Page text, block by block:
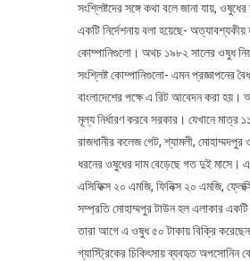
সংশ্লিষ্টদের সঙ্গে কথা বলে জানা যায়,
একটি নির্দেশনায় বলা হয়েছে-
কোম্পানিগুলো। অথচ ১৯৮২ সালের ওষুধ
সংশ্লিষ্ট কোম্পানিগুলো- এমন প্রজ্ঞাপনের
বাংলাদেশের পক্ষে এ রিট আবেদন করা
মূল্য নির্ধারণ করবে সরকার। যেখানে মাত্র
রাজধানীর কলেজ গেট, শ্যামলী, মোহাম্মদপুর
ধরনের ওষুধের দাম বেড়েছে গত দুই
এসিফিক্স ২০ এমজি, ফিনিক্স ২০ এমজি,
সম্প্রতি মোহাম্মপুর টাউন হল এলাকার
তারা আগে এ ওষুধ ৫০ টাকায় বিক্রি
গ্যাস্ট্রিকের চিকিৎসায় ব্যবহৃত অপসোনিন